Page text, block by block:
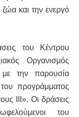
και την ενεργό
του Κέντρου
Οργανισμός
την παρουσία
προγράμματος
ΙΙΙ». Οι δράσεις
του